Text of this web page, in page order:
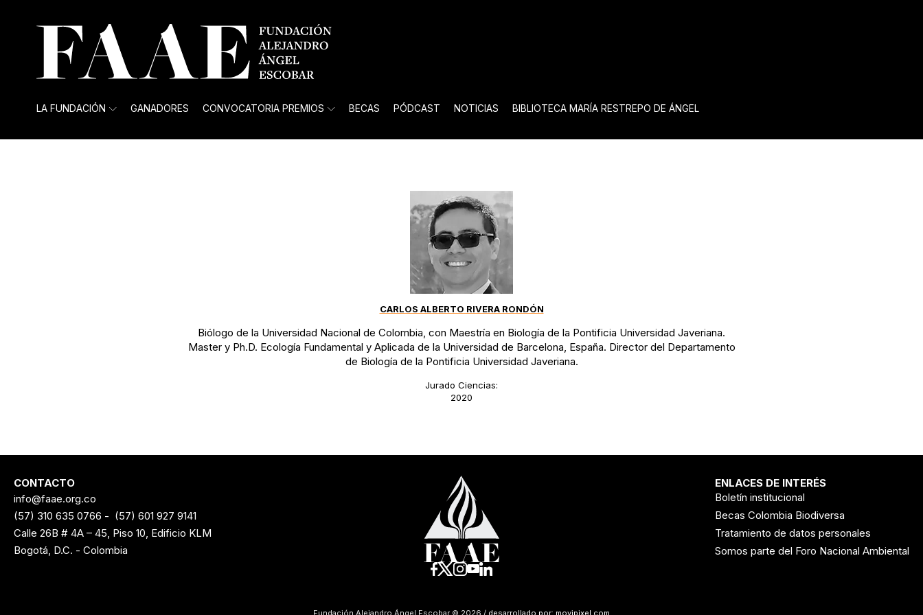
LA FUNDACIÓN GANADORES CONVOCATORIA PREMIOS BECAS PÓDCAST NOTICIAS BIBLIOTECA MARÍA RESTREPO DE ÁNGEL
CARLOS ALBERTO RIVERA RONDÓN
Biólogo de la Universidad Nacional de Colombia, con Maestría en Biología de la Pontificia Universidad Javeriana.
Master y Ph.D. Ecología Fundamental y Aplicada de la Universidad de Barcelona, España. Director del Departamento
de Biología de la Pontificia Universidad Javeriana.
Jurado Ciencias:
2020
CONTACTO
info@faae.org.co
(57) 310 635 0766 - (57) 601 927 9141
Calle 26B # 4A – 45, Piso 10, Edificio KLM
Bogotá, D.C. - Colombia
ENLACES DE INTERÉS
Boletín institucional
Becas Colombia Biodiversa
Tratamiento de datos personales
Somos parte del Foro Nacional Ambiental
Fundación Alejandro Ángel Escobar © 2026 / desarrollado por: movipixel.com